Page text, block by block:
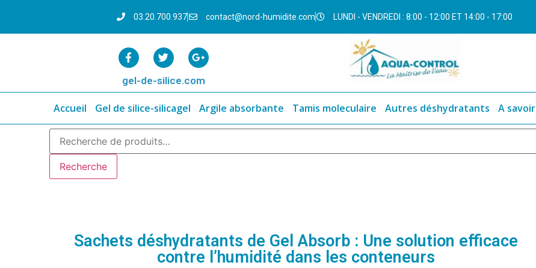
03.20.700.937 contact@nord-humidite.com LUNDI - VENDREDI : 8:00 - 12:00 ET 14:00 - 17:00
gel-de-silice.com
Accueil Gel de silice-silicagel Argile absorbante Tamis moleculaire Autres déshydratants A savoir
Recherche
Sachets déshydratants de Gel Absorb : Une solution efficace
contre l’humidité dans les conteneurs